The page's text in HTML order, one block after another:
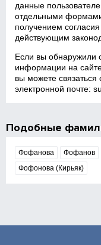
данные
отдельными
получением
действующим
Если вы обнаружили
информации на
вы можете
электронной почте:
Подобные
Фофанова Фофанов
Фофонова (Кирьяк)